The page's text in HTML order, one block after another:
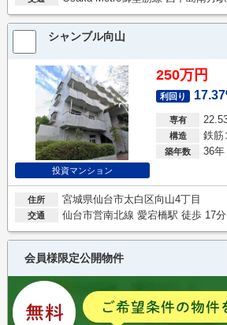
シャンブル向山
投資マンション
250万円
利回り
専有
構造 鉄筋
築年数 36年
住所 宮城県仙台市太白区向山4丁目
交通 仙台市営南北線 愛宕橋駅 徒歩 17分
会員様限定公開物件